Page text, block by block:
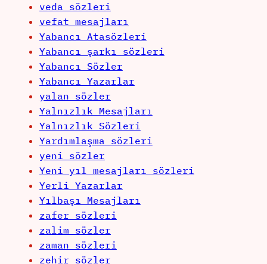
veda sözleri
vefat mesajları
Yabancı Atasözleri
Yabancı şarkı sözleri
Yabancı Sözler
Yabancı Yazarlar
yalan sözler
Yalnızlık Mesajları
Yalnızlık Sözleri
Yardımlaşma sözleri
yeni sözler
Yeni yıl mesajları sözleri
Yerli Yazarlar
Yılbaşı Mesajları
zafer sözleri
zalim sözler
zaman sözleri
zehir sözler